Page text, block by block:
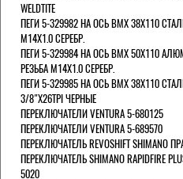
WELDTITE
ПЕГИ 5-329982 НА ОСЬ BMX 38Х110
М14Х1.0 СЕРЕБР.
ПЕГИ 5-329984 НА ОСЬ BMX 50Х110
РЕЗЬБА М14Х1.0 СЕРЕБР.
ПЕГИ 5-329985 НА ОСЬ BMX 38Х110
3/8"Х26TPI ЧЕРНЫЕ
ПЕРЕКЛЮЧАТЕЛИ VENTURA 5-680125
ПЕРЕКЛЮЧАТЕЛИ VENTURA 5-689570
ПЕРЕКЛЮЧАТЕЛЬ REVOSHIFT SHIMANO
ПЕРЕКЛЮЧАТЕЛЬ SHIMANO RAPIDFIRE
5020